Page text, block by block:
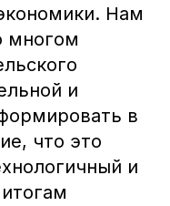
Нам
многом
и
в
что это
и